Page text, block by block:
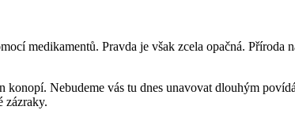
medikamentů. Pravda je však zcela opačná. Příroda
Nebudeme vás tu dnes unavovat dlouhým
zázraky.